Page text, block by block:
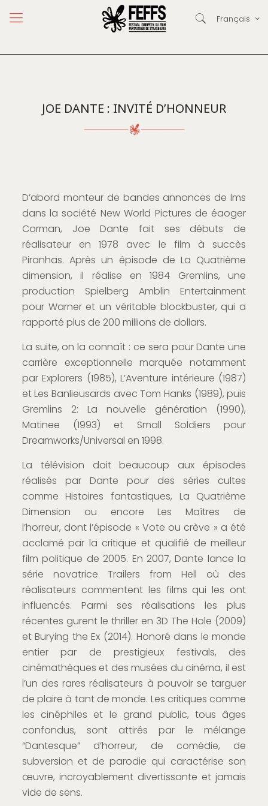
Français
JOE DANTE : INVITÉ D’HONNEUR
D’abord monteur de bandes annonces de lms
dans la société New World Pictures de éaoger
Corman, Joe Dante fait ses débuts de
réalisateur en 1978 avec le film à succès
Piranhas. Après un épisode de La Quatrième
dimension, il réalise en 1984 Gremlins, une
production Spielberg Amblin Entertainment
pour Warner et un véritable blockbuster, qui a
rapporté plus de 200 millions de dollars.
La suite, on la connaît : ce sera pour Dante une
carrière exceptionnelle marquée notamment
par Explorers (1985), L’Aventure intérieure (1987)
et Les Banlieusards avec Tom Hanks (1989), puis
Gremlins 2: La nouvelle génération (1990),
Matinee (1993) et Small Soldiers pour
Dreamworks/Universal en 1998.
La télévision doit beaucoup aux épisodes
réalisés par Dante pour des séries cultes
comme Histoires fantastiques, La Quatrième
Dimension ou encore Les Maîtres de
l’horreur, dont l’épisode « Vote ou crève » a été
acclamé par la critique et qualifié de meilleur
film politique de 2005. En 2007, Dante lance la
série novatrice Trailers from Hell où des
réalisateurs commentent les films qui les ont
influencés. Parmi ses réalisations les plus
récentes gurent le thriller en 3D The Hole (2009)
et Burying the Ex (2014). Honoré dans le monde
entier par de prestigieux festivals, des
cinémathèques et des musées du cinéma, il est
l’un des rares réalisateurs à pouvoir se targuer
de plaire à tant de monde. Les critiques comme
les cinéphiles et le grand public, tous âges
confondus, sont attirés par le mélange
“Dantesque” d’horreur, de comédie, de
subversion et de parodie qui caractérise son
œuvre, incroyablement divertissante et jamais
vide de sens.